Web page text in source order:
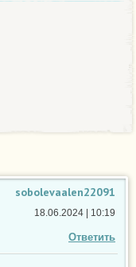
sobolevaalen22091
Ответить
18.06.2024 | 10:19